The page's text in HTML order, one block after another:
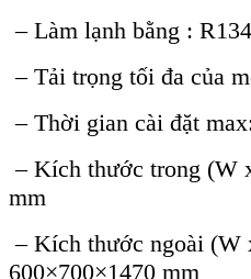
– Làm lạnh bằng :
– Tải trọng tối đa của
– Thời gian cài đặt
– Kích thước trong (W
mm
– Kích thước ngoài (W
600×700×1470 mm